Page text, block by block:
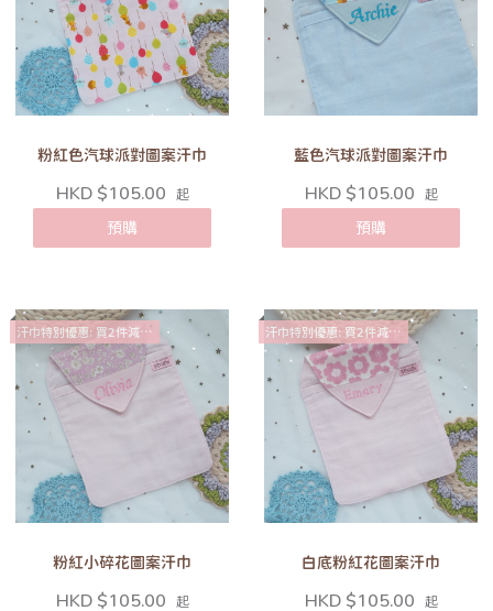
粉紅色汽球派對圖案汗巾
HKD $105.00 起
預購
藍色汽球派對圖案汗巾
HKD $105.00 起
預購
汗巾特別優惠: 買2件減$10
粉紅小碎花圖案汗巾
HKD $105.00 起
汗巾特別優惠: 買2件減$10
白底粉紅花圖案汗巾
HKD $105.00 起